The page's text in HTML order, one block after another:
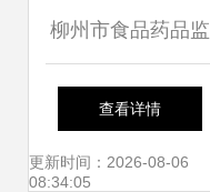
柳州市食品药品监
管局公布畜禽产品
专项抽检结果 178
查看详情
更新时间：2026-08-06
08:34:05